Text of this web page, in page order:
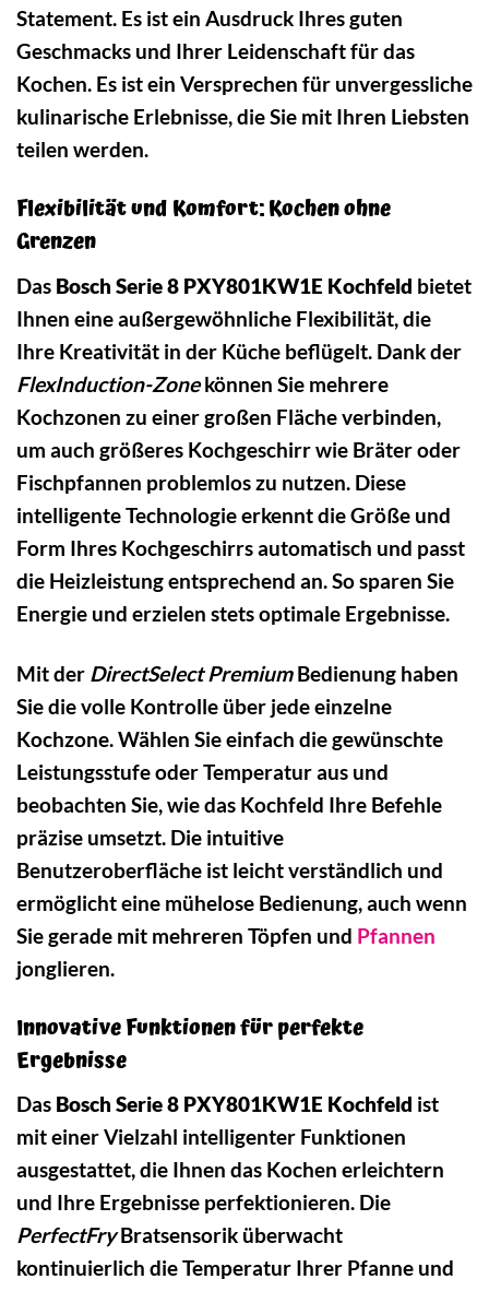
Statement. Es ist ein Ausdruck Ihres guten
Geschmacks und Ihrer Leidenschaft für das
Kochen. Es ist ein Versprechen für unvergessliche
kulinarische Erlebnisse, die Sie mit Ihren Liebsten
teilen werden.
Flexibilität und Komfort: Kochen ohne
Grenzen
Das Bosch Serie 8 PXY801KW1E Kochfeld bietet
Ihnen eine außergewöhnliche Flexibilität, die
Ihre Kreativität in der Küche beflügelt. Dank der
FlexInduction-Zonekönnen Sie mehrere
Kochzonen zu einer großen Fläche verbinden,
um auch größeres Kochgeschirr wie Bräter oder
Fischpfannen problemlos zu nutzen. Diese
intelligente Technologie erkennt die Größe und
Form Ihres Kochgeschirrs automatisch und passt
die Heizleistung entsprechend an. So sparen Sie
Energie und erzielen stets optimale Ergebnisse.
Mit der DirectSelect PremiumBedienung haben
Sie die volle Kontrolle über jede einzelne
Kochzone. Wählen Sie einfach die gewünschte
Leistungsstufe oder Temperatur aus und
beobachten Sie, wie das Kochfeld Ihre Befehle
präzise umsetzt. Die intuitive
Benutzeroberfläche ist leicht verständlich und
ermöglicht eine mühelose Bedienung, auch wenn
Sie gerade mit mehreren Töpfen und Pfannen
jonglieren.
Innovative Funktionen für perfekte
Ergebnisse
Das Bosch Serie 8 PXY801KW1E Kochfeld ist
mit einer Vielzahl intelligenter Funktionen
ausgestattet, die Ihnen das Kochen erleichtern
und Ihre Ergebnisse perfektionieren. Die
PerfectFryBratsensorik überwacht
kontinuierlich die Temperatur Ihrer Pfanne und